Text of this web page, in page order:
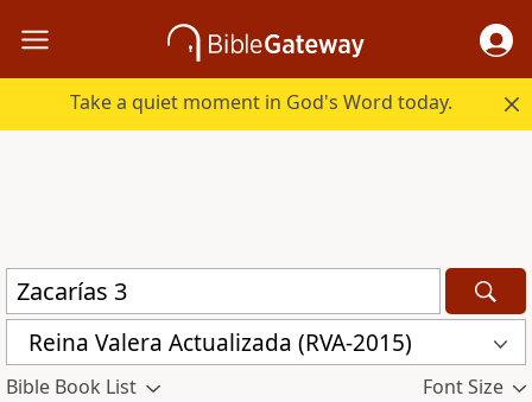
Take a quiet moment in God's Word today.
Reina Valera Actualizada (RVA-2015)
Bible Book List Font Size